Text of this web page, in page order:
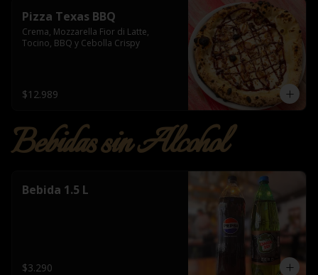
Pizza Texas BBQ
Crema, Mozzarella Fior di Latte,
Tocino, BBQ y Cebolla Crispy
$12.989
Bebidas sin Alcohol
Bebida 1.5 L
$3.290